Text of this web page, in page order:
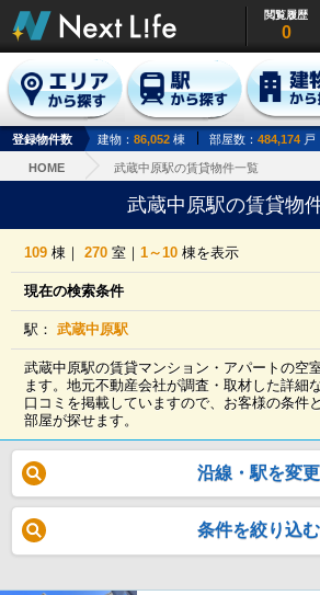
閲覧履歴
0
登録物件数 建物： 86,052 棟 部屋数： 484,174 戸
HOME 武蔵中原駅の賃貸物件一覧
武蔵中原駅の賃貸物
109 棟｜270 室｜1～10 棟を表示
現在の検索条件
駅：武蔵中原駅
武蔵中原駅の賃貸マンション・アパートの空
ます。地元不動産会社が調査・取材した詳細
口コミを掲載していますので、お客様の条件
部屋が探せます。
沿線・駅を変更
条件を絞り込む